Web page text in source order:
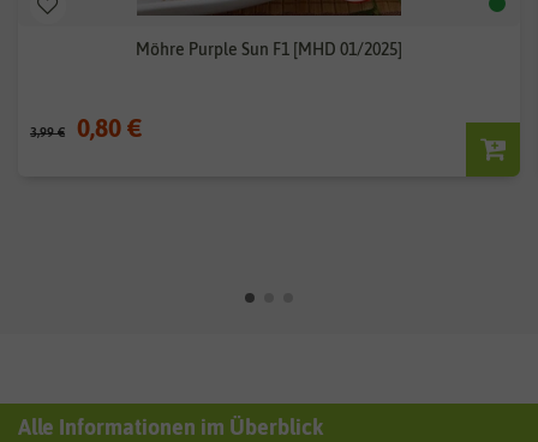
Möhre Purple Sun F1 [MHD 01/2025]
3,99 € 0,80 €
Alle Informationen im Überblick